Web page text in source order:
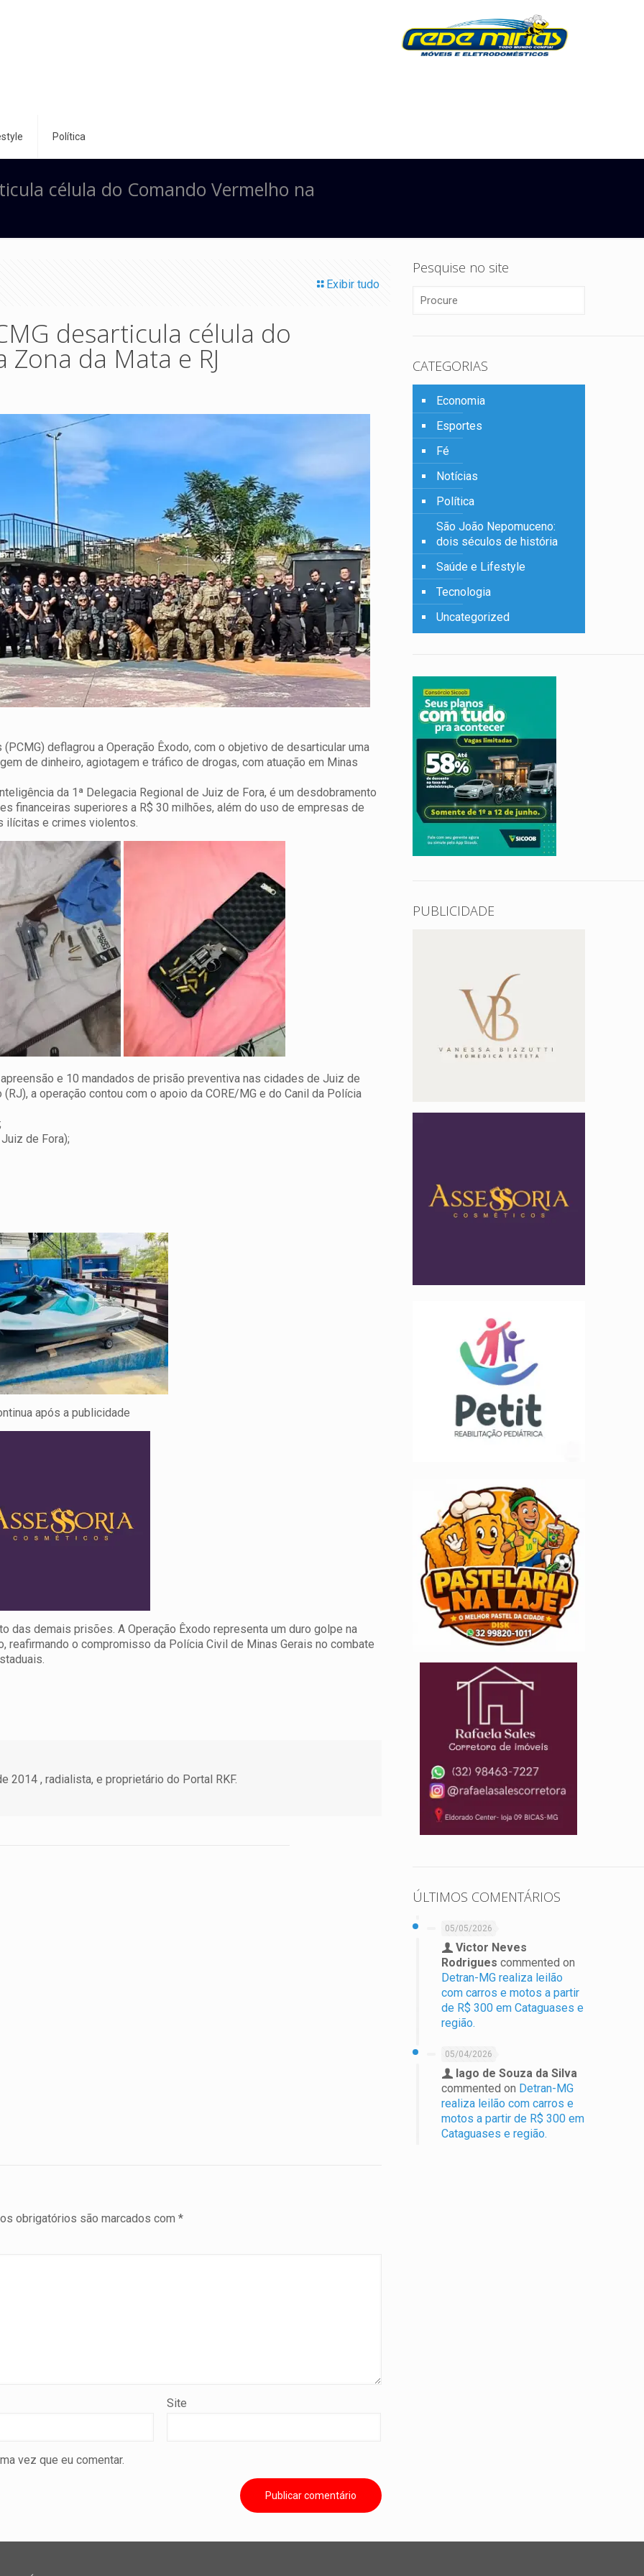
Política
célula do Comando Vermelho na
Exibir tudo
desarticula célula do
da Mata e RJ
deflagrou a Operação Êxodo, com o objetivo de desarticular uma
de dinheiro, agiotagem e tráfico de drogas, com atuação em Minas
da 1ª Delegacia Regional de Juiz de Fora, é um desdobramento
financeiras superiores a R$ 30 milhões, além do uso de empresas de
ilícitas e crimes violentos.
e 10 mandados de prisão preventiva nas cidades de Juiz de
a operação contou com o apoio da CORE/MG e do Canil da Polícia
de Fora);
após a publicidade
das demais prisões. A Operação Êxodo representa um duro golpe na
reafirmando o compromisso da Polícia Civil de Minas Gerais no combate
2014 , radialista, e proprietário do Portal RKF.
obrigatórios são marcados com *
Site
vez que eu comentar.
Pesquise no site
CATEGORIAS
Economia
Esportes
Fé
Notícias
Política
São João Nepomuceno:
dois séculos de história
Saúde e Lifestyle
Tecnologia
Uncategorized
PUBLICIDADE
ÚLTIMOS COMENTÁRIOS
05/05/2026
Victor Neves
Rodrigues commented on
Detran-MG realiza leilão
com carros e motos a partir
de R$ 300 em Cataguases e
região.
05/04/2026
Iago de Souza da Silva
commented on Detran-MG
realiza leilão com carros e
motos a partir de R$ 300 em
Cataguases e região.